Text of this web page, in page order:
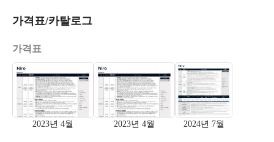
가격표/카탈로그
가격표
2023년 4월 2023년 4월 2024년 7월